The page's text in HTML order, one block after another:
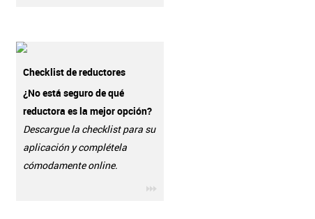
Checklist de reductores
¿No está seguro de qué
reductora es la mejor opción?
Descargue la checklist para su
aplicación y complétela
cómodamente online.